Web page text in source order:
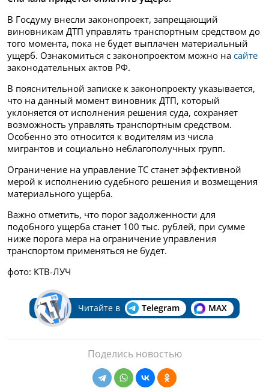
В Госдуму внесли законопроект, запрещающий
виновникам ДТП управлять транспортным средством до
того момента, пока не будет выплачен материальный
ущерб. Ознакомиться с законопроектом можно на сайте
законодательных актов РФ.
В пояснительной записке к законопроекту указывается,
что на данный момент виновник ДТП, который
уклоняется от исполнения решения суда, сохраняет
возможность управлять транспортным средством.
Особенно это относится к водителям из числа
мигрантов и социально неблагополучных групп.
Ограничение на управление ТС станет эффективной
мерой к исполнению судебного решения и возмещения
материального ущерба.
Важно отметить, что порог задолженности для
подобного ущерба станет 100 тыс. рублей, при сумме
ниже порога мера на ограничение управления
транспортом применяться не будет.
фото: КТВ-ЛУЧ
Читайте в Telegram MAX
Поделись новостью